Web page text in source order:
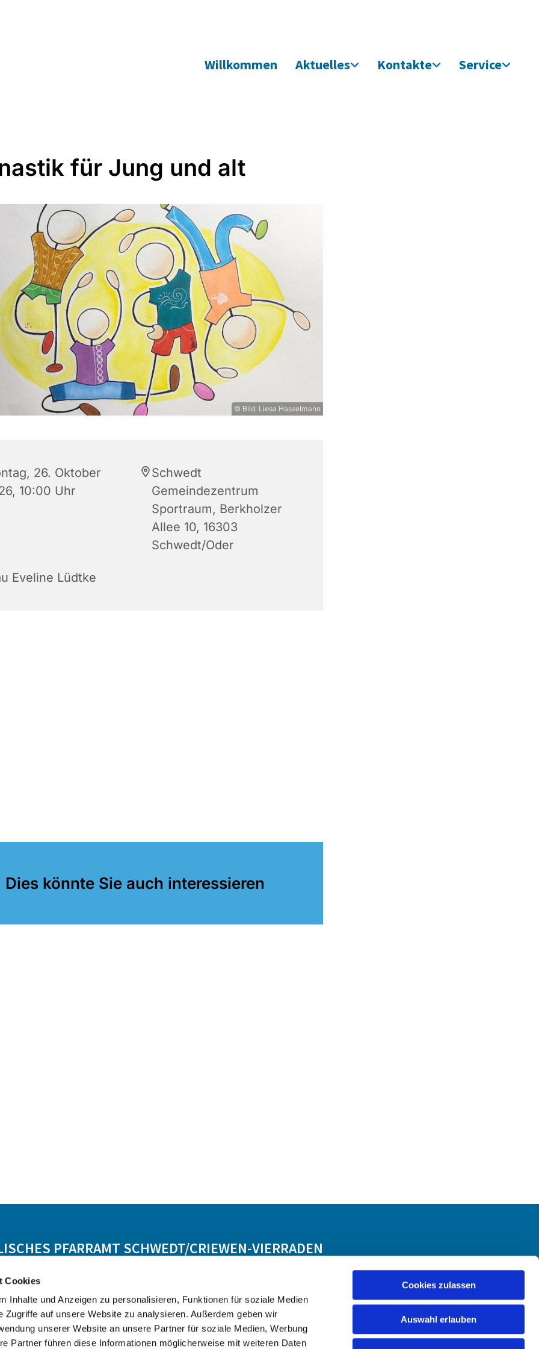
Cookies
Inhalte und Anzeigen zu personalisieren, Funktionen für soziale Medien
Zugriffe auf unsere Website zu analysieren. Außerdem geben wir
unserer Website an unsere Partner für soziale Medien, Werbung
Partner führen diese Informationen möglicherweise mit weiteren Daten
Cookies zulassen
Auswahl erlauben
Willkommen Aktuelles Kontakte Service
für Jung und alt
© Bild: Liesa Hasselmann
26. Oktober
10:00 Uhr
Schwedt
Gemeindezentrum
Sportraum, Berkholzer
Allee 10, 16303
Schwedt/Oder
Eveline Lüdtke
Dies könnte Sie auch interessieren
PFARRAMT SCHWEDT/CRIEWEN-VIERRADEN
Lebensbegleitung